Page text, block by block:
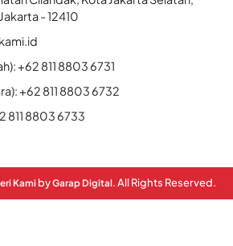
- 12410
+62 811 8803 6731
+62 811 8803 6732
811 8803 6733
Kami byGarap Digital. All Rights Reserved.